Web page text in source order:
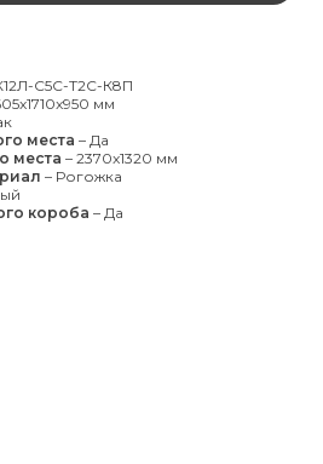
С5С-Т2С-К8П
мм
места – Да
места – 2370x1320 мм
– Рогожка
короба – Да